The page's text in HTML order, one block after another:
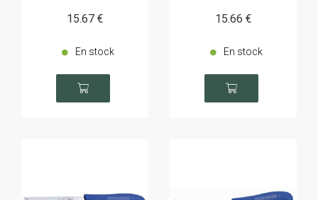
15.67 €
En stock
15.66 €
En stock